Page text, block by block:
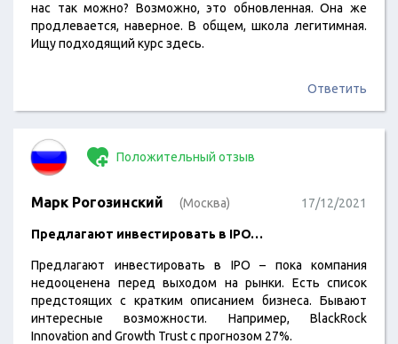
нас так можно? Возможно, это обновленная. Она же
продлевается, наверное. В общем, школа легитимная.
Ищу подходящий курс здесь.
Ответить
Положительный отзыв
Марк Рогозинский (Москва) 17/12/2021
Предлагают инвестировать в IPO…
Предлагают инвестировать в IPO – пока компания
недооценена перед выходом на рынки. Есть список
предстоящих с кратким описанием бизнеса. Бывают
интересные возможности. Например, BlackRock
Innovation and Growth Trust с прогнозом 27%.